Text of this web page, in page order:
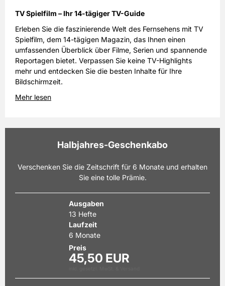
TV Spielfilm – Ihr 14-tägiger TV-Guide
Erleben Sie die faszinierende Welt des Fernsehens mit TV
Spielfilm, dem 14-tägigen Magazin, das Ihnen einen
umfassenden Überblick über Filme, Serien und spannende
Reportagen bietet. Verpassen Sie keine TV-Highlights
mehr und entdecken Sie die besten Inhalte für Ihre
Bildschirmzeit.
Mehr lesen
Halbjahres-Geschenkabo
Verschenken Sie die Zeitschrift für 6 Monate und erhalten
Sie eine tolle Prämie.
Ausgaben
13 Hefte
Laufzeit
6 Monate
Preis
45,50 EUR